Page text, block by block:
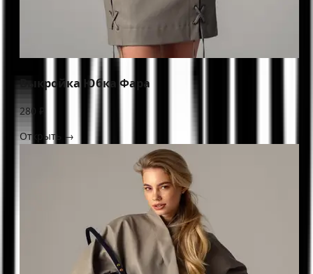
Выкройка Юбка Фара
280 ₽
Открыть →